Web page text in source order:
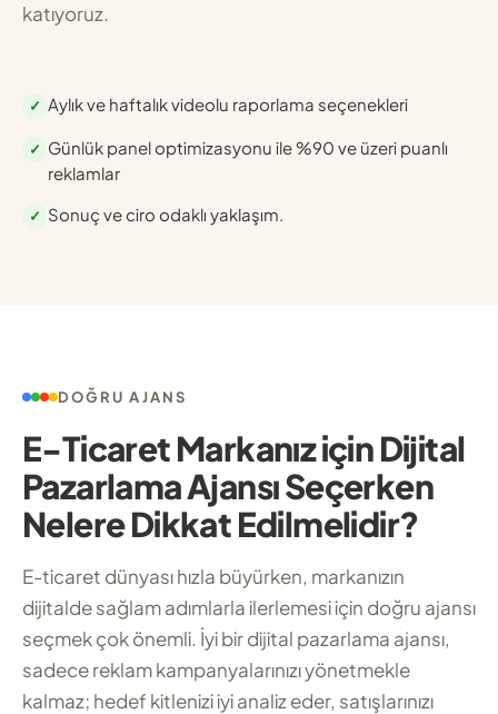
katıyoruz.
✓ Aylık ve haftalık videolu raporlama seçenekleri
✓ Günlük panel optimizasyonu ile %90 ve üzeri puanlı
reklamlar
✓ Sonuç ve ciro odaklı yaklaşım.
DOĞRU AJANS
E-Ticaret Markanız için Dijital
Pazarlama Ajansı Seçerken
Nelere Dikkat Edilmelidir?
E-ticaret dünyası hızla büyürken, markanızın
dijitalde sağlam adımlarla ilerlemesi için doğru ajansı
seçmek çok önemli. İyi bir dijital pazarlama ajansı,
sadece reklam kampanyalarınızı yönetmekle
kalmaz; hedef kitlenizi iyi analiz eder, satışlarınızı